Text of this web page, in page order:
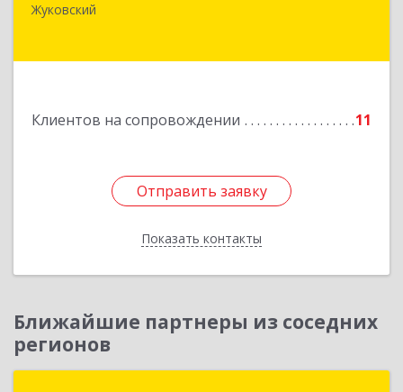
Жуковский
Клиентов на сопровождении 11
Отправить заявку
Показать контакты
Подробнее
Отправить заявку
Назад
Ближайшие партнеры из соседних
регионов